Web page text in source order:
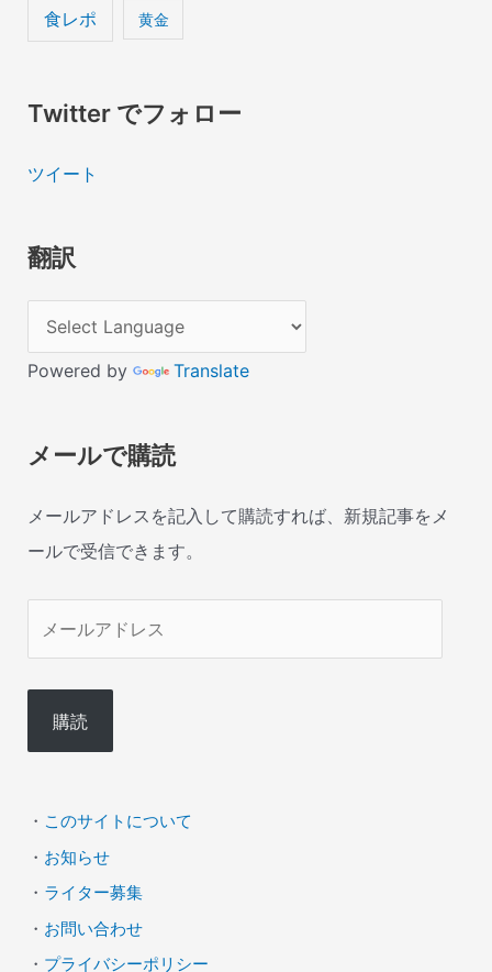
食レポ 黄金
Twitter でフォロー
ツイート
翻訳
Powered by Translate
メールで購読
メールアドレスを記入して購読すれば、新規記事をメ
ールで受信できます。
ル
ド
ス
購読
・ このサイトについて
・ お知らせ
・ ライター募集
・ お問い合わせ
・ プライバシーポリシー